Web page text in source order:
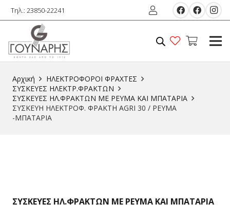
Τηλ.: 23850-22241
Αρχική
ΗΛΕΚΤΡΟΦΟΡΟΙ ΦΡΑΧΤΕΣ
ΣΥΣΚΕΥΕΣ ΗΛΕΚΤΡ.ΦΡΑΚΤΩΝ
ΣΥΣΚΕΥΕΣ ΗΛ.ΦΡΑΚΤΩΝ ΜΕ ΡΕΥΜΑ ΚΑΙ ΜΠΑΤΑΡΙΑ
ΣΥΣΚΕΥΗ ΗΛΕΚΤΡΟΦ. ΦΡΑΚΤΗ AGRI 30 / ΡΕΥΜΑ
-ΜΠΑΤΑΡΙΑ
ΣΥΣΚΕΥΕΣ ΗΛ.ΦΡΑΚΤΩΝ ΜΕ ΡΕΥΜΑ ΚΑΙ ΜΠΑΤΑΡΙΑ